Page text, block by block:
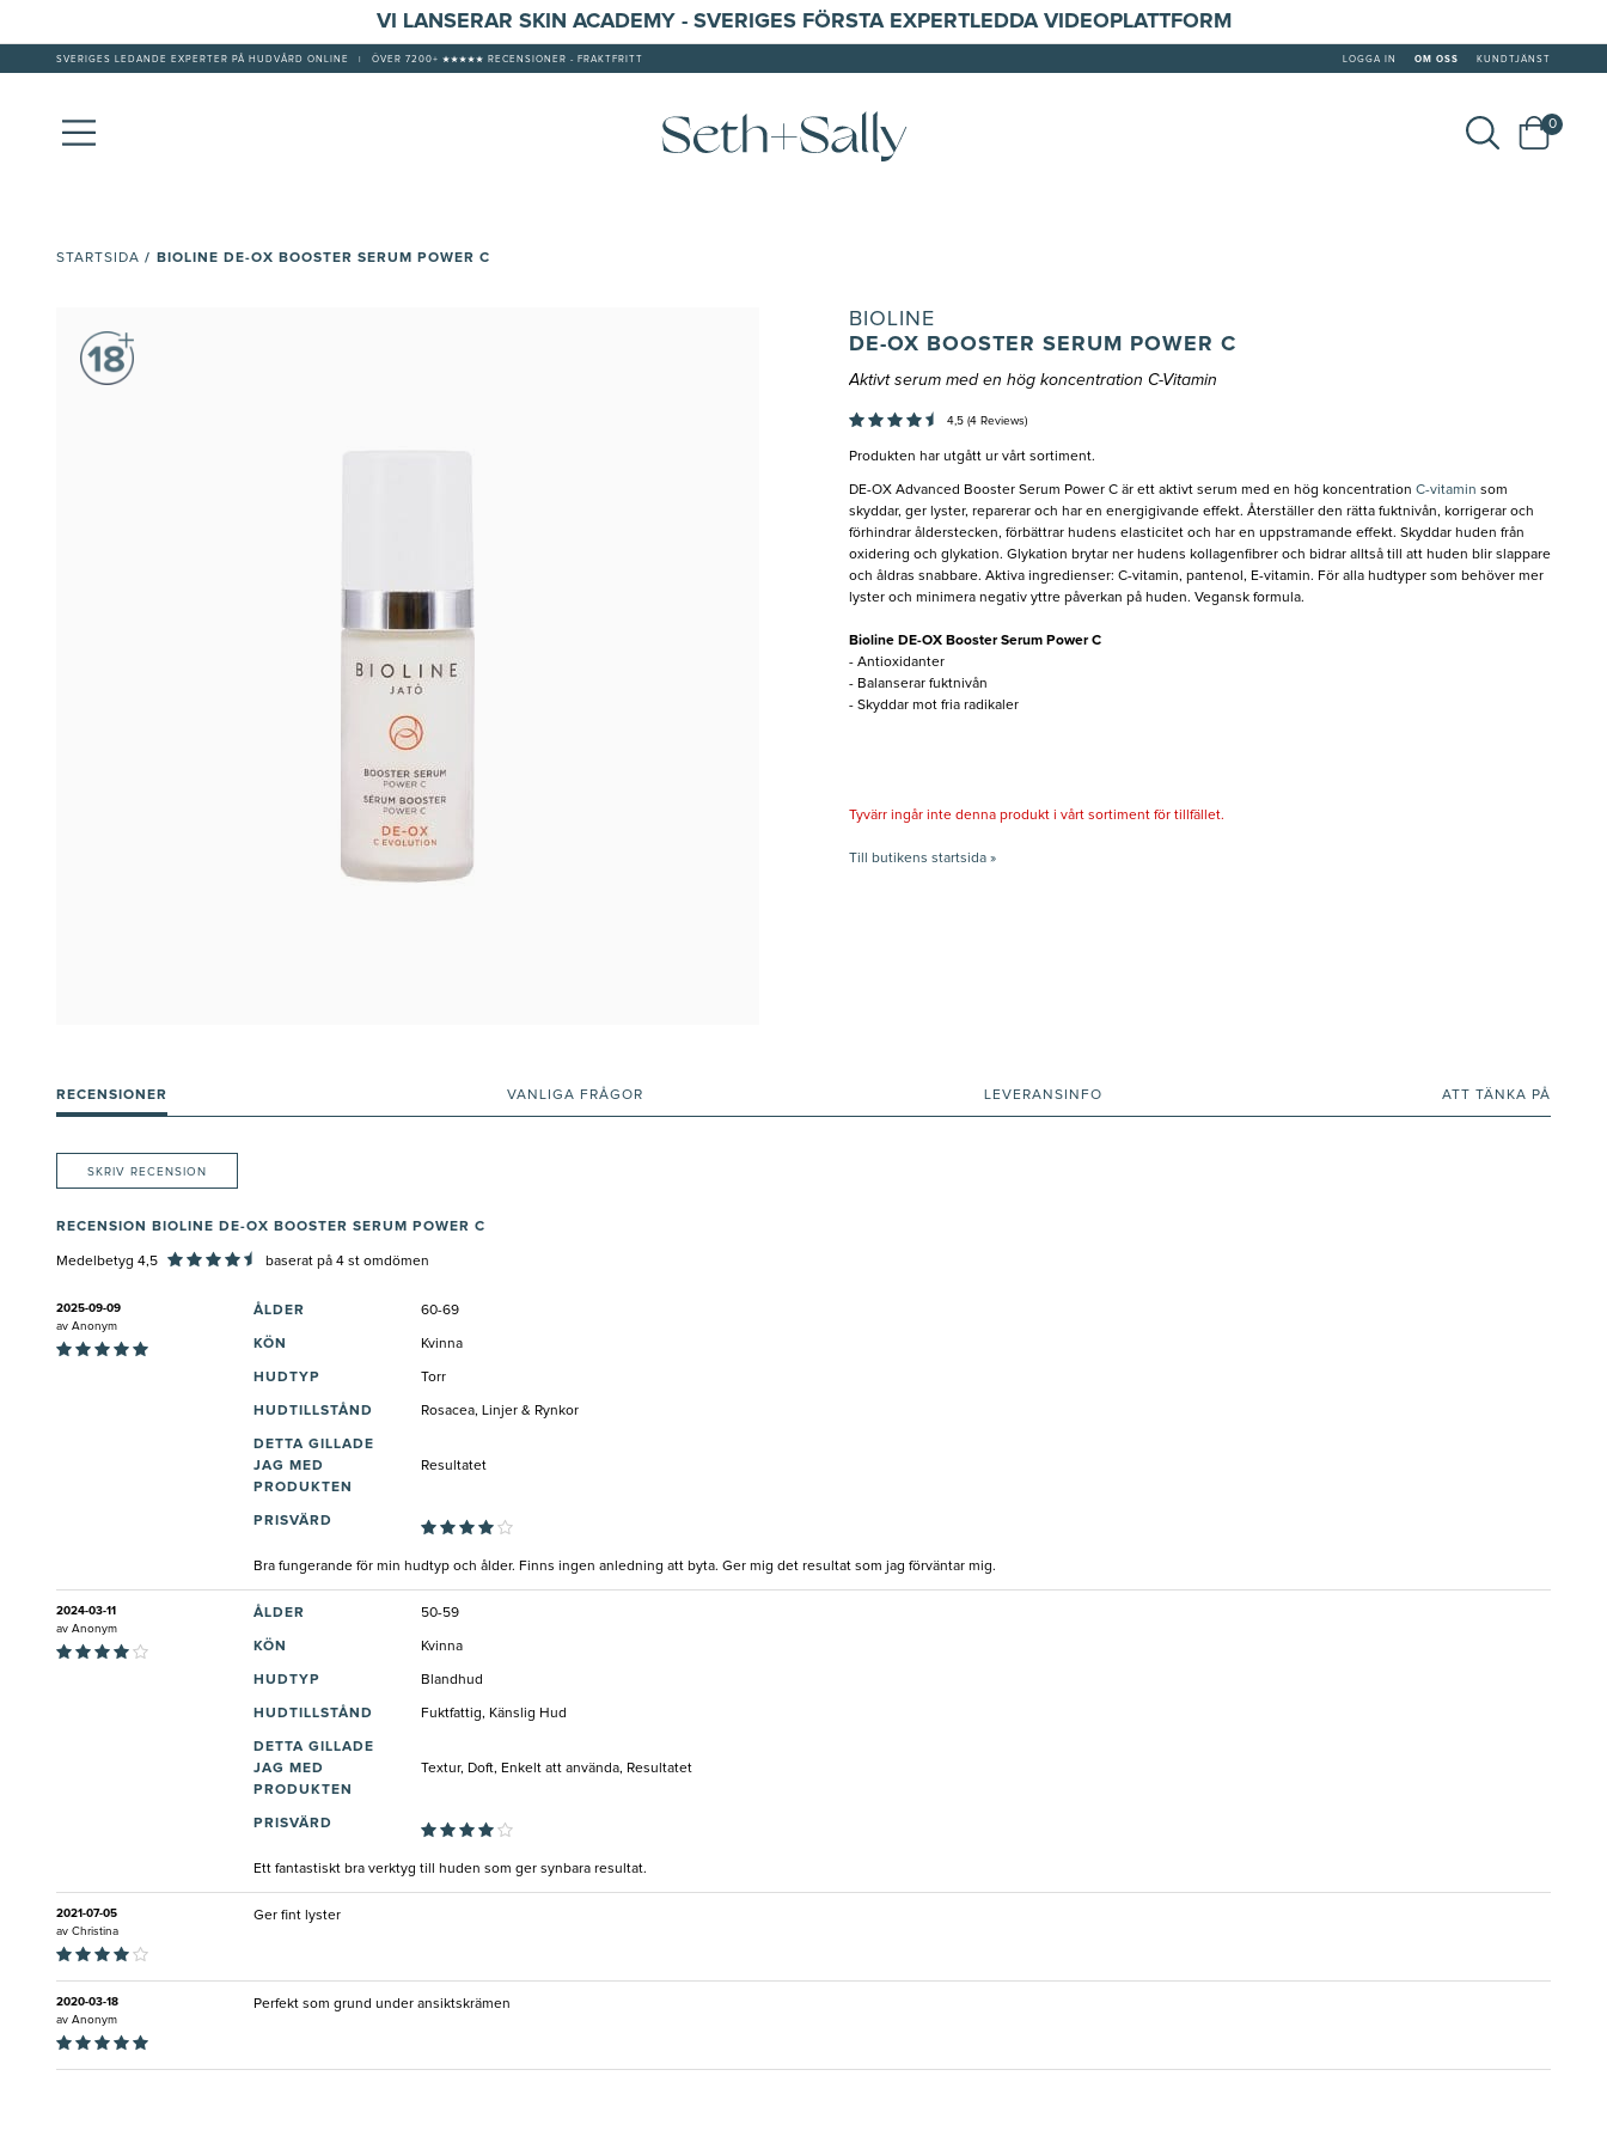
VI LANSERAR SKIN ACADEMY - SVERIGES FÖRSTA EXPERTLEDDA VIDEOPLATTFORM
SVERIGES LEDANDE EXPERTER PÅ HUDVÅRD ONLINE ÖVER 7200+ ★★★★★ RECENSIONER - FRAKTFRITT LOGGA IN OM OSS KUNDTJÄNST
0
STARTSIDA / BIOLINE DE-OX BOOSTER SERUM POWER C
BIOLINE
DE-OX BOOSTER SERUM POWER C
Aktivt serum med en hög koncentration C-Vitamin
4,5 (4 Reviews)
Produkten har utgått ur vårt sortiment.
DE-OX Advanced Booster Serum Power C är ett aktivt serum med en hög koncentration C-vitamin som
skyddar, ger lyster, reparerar och har en energigivande effekt. Återställer den rätta fuktnivån, korrigerar och
förhindrar ålderstecken, förbättrar hudens elasticitet och har en uppstramande effekt. Skyddar huden från
oxidering och glykation. Glykation brytar ner hudens kollagenfibrer och bidrar alltså till att huden blir slappare
och åldras snabbare. Aktiva ingredienser: C-vitamin, pantenol, E-vitamin. För alla hudtyper som behöver mer
lyster och minimera negativ yttre påverkan på huden. Vegansk formula.
Bioline DE-OX Booster Serum Power C
- Antioxidanter
- Balanserar fuktnivån
- Skyddar mot fria radikaler
Tyvärr ingår inte denna produkt i vårt sortiment för tillfället.
Till butikens startsida »
RECENSIONER VANLIGA FRÅGOR LEVERANSINFO ATT TÄNKA PÅ
SKRIV RECENSION
RECENSION BIOLINE DE-OX BOOSTER SERUM POWER C
Medelbetyg 4,5 baserat på 4 st omdömen
2025-09-09
av Anonym
ÅLDER 60-69
KÖN Kvinna
HUDTYP Torr
HUDTILLSTÅND Rosacea, Linjer & Rynkor
DETTA GILLADE
JAG MED
PRODUKTEN
Resultatet
PRISVÄRD
Bra fungerande för min hudtyp och ålder. Finns ingen anledning att byta. Ger mig det resultat som jag förväntar mig.
2024-03-11
av Anonym
ÅLDER 50-59
KÖN Kvinna
HUDTYP Blandhud
HUDTILLSTÅND Fuktfattig, Känslig Hud
DETTA GILLADE
JAG MED
PRODUKTEN
Textur, Doft, Enkelt att använda, Resultatet
PRISVÄRD
Ett fantastiskt bra verktyg till huden som ger synbara resultat.
2021-07-05
av Christina
Ger fint lyster
2020-03-18
av Anonym
Perfekt som grund under ansiktskrämen